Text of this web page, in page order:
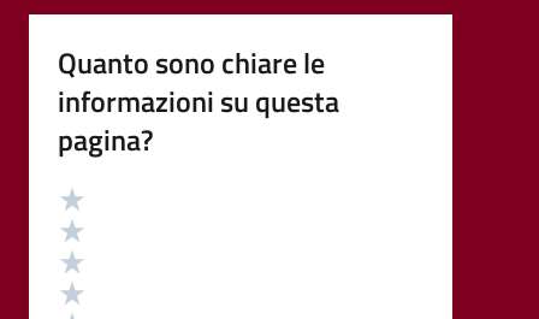
Quanto sono chiare le
informazioni su questa
pagina?
Valutazione